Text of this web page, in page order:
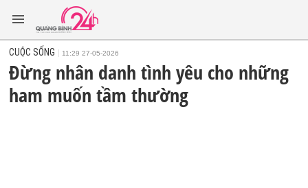
CUỘC SỐNG 11:29 27-05-2026
Đừng nhân danh tình yêu cho những
ham muốn tầm thường